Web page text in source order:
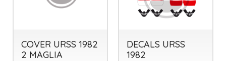
COVER URSS 1982
2 MAGLIA
DECALS URSS
1982